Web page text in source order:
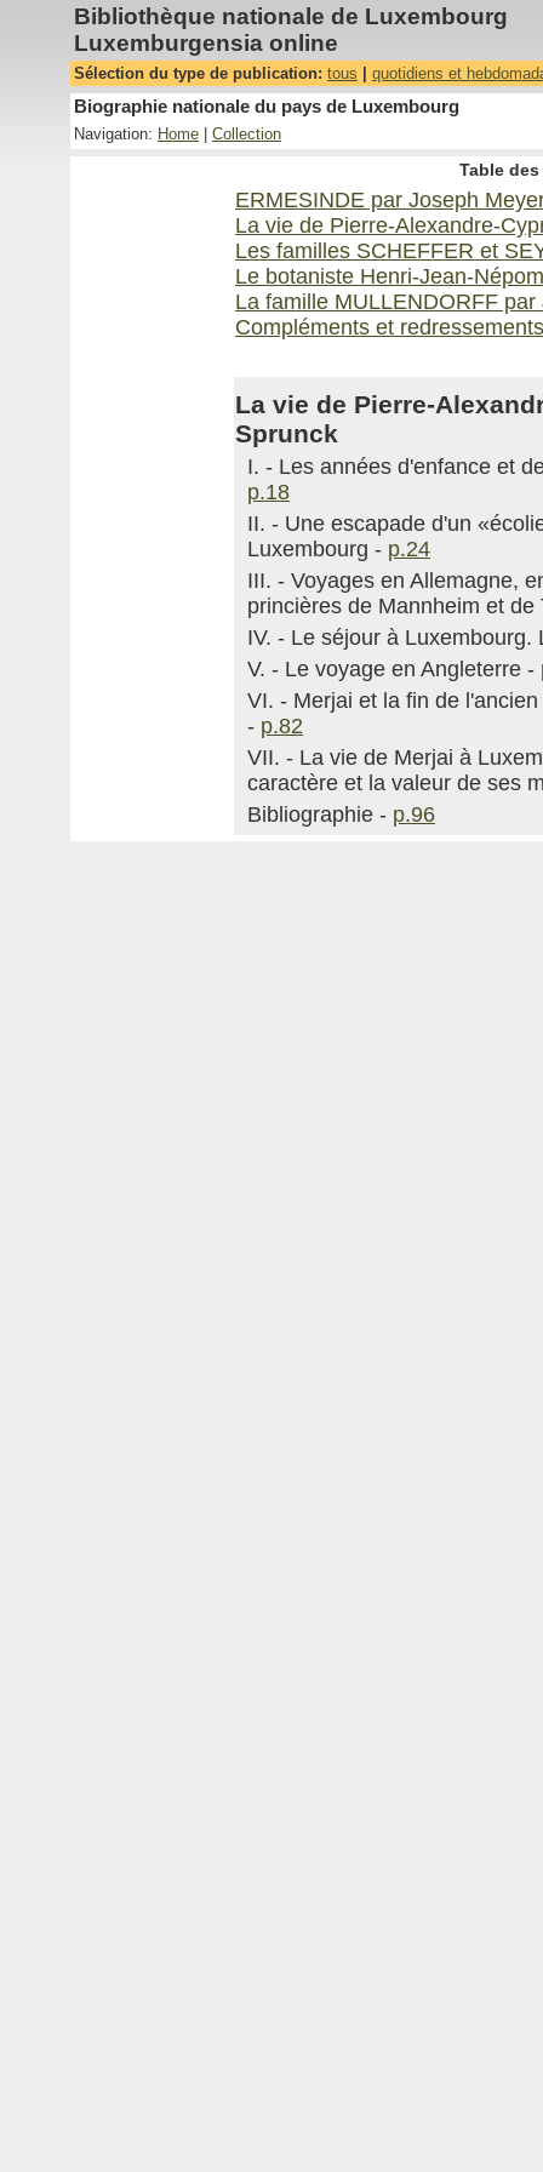
Bibliothèque nationale de Luxembourg
Luxemburgensia online
Sélection du type de publication: tous quotidiens et
Biographie nationale du pays de Luxembourg
Navigation: Home Collection
Table
ERMESINDE par Joseph
La vie de Pierre-Alexandre-
Les familles SCHEFFER et
Le botaniste Henri-Jean-
La famille MULLENDORFF
Compléments et redressements
La vie de Pierre-
Sprunck
I. - Les années d'enfance et
p.18
II. - Une escapade d'un
Luxembourg - p.24
III. - Voyages en Allemagne,
princières de Mannheim et
IV. - Le séjour à
V. - Le voyage en Angleterre -
VI. - Merjai et la fin de
- p.82
VII. - La vie de Merjai à
caractère et la valeur de ses
Bibliographie - p.96